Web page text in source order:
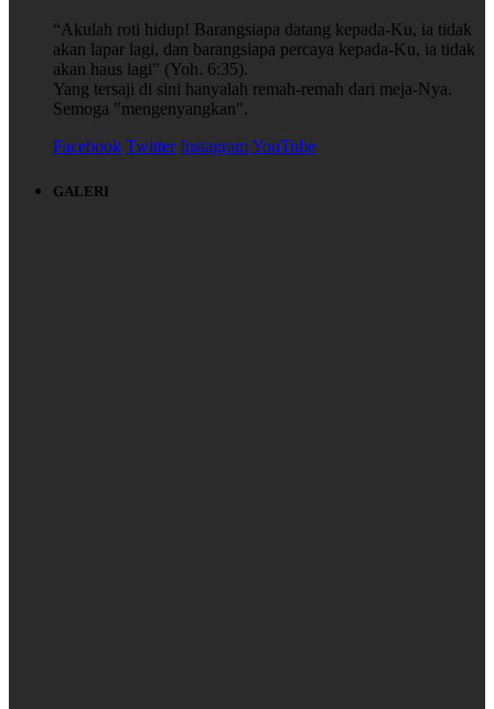
“Akulah roti hidup! Barangsiapa datang kepada-Ku, ia tidak
akan lapar lagi, dan barangsiapa percaya kepada-Ku, ia tidak
akan haus lagi” (Yoh. 6:35).
Yang tersaji di sini hanyalah remah-remah dari meja-Nya.
Semoga "mengenyangkan".
Facebook Twitter InstagramYouTube
GALERI